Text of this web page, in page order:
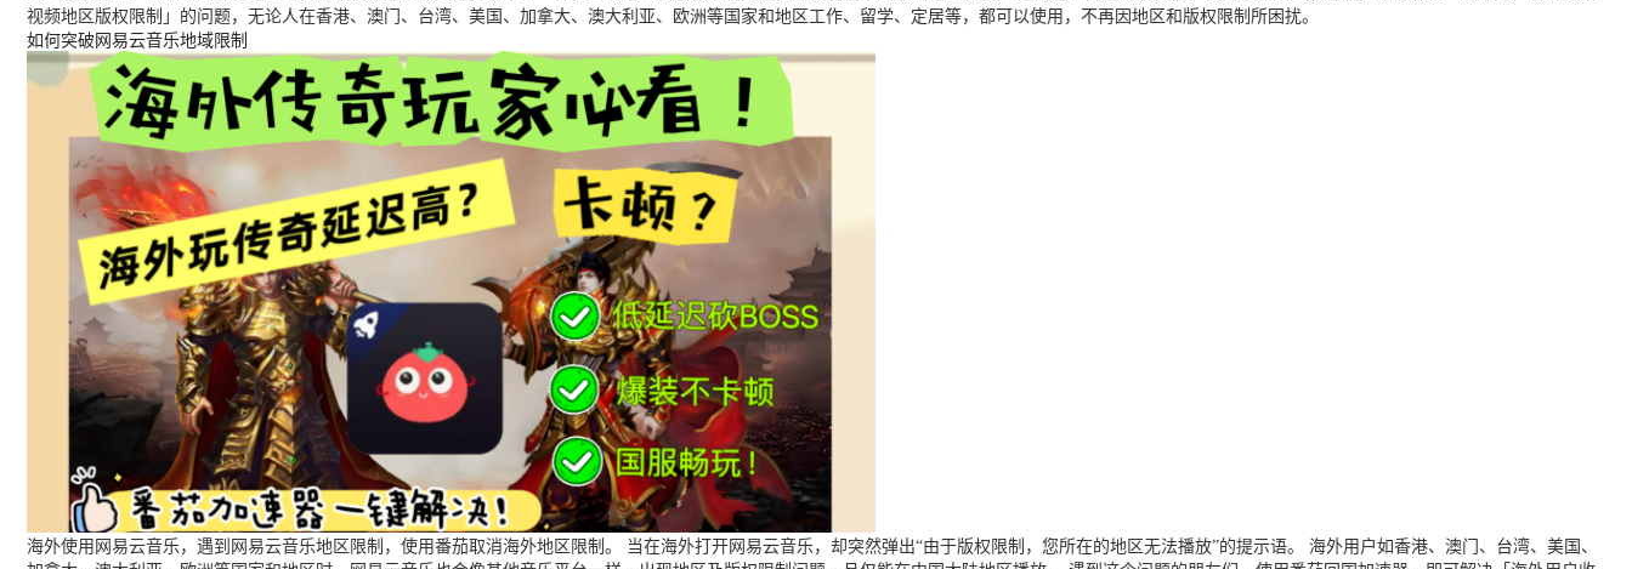
视频地区版权限制」的问题，无论人在香港、澳门、台湾、美国、加拿大、澳大利亚、欧洲等国家和地区工作、留学、定居等，都可以使用，不再因地区和版权限制所困扰。
如何突破网易云音乐地域限制
海外使用网易云音乐，遇到网易云音乐地区限制，使用番茄取消海外地区限制。 当在海外打开网易云音乐，却突然弹出“由于版权限制，您所在的地区无法播放”的提示语。 海外用户如香港、澳门、台湾、美国、